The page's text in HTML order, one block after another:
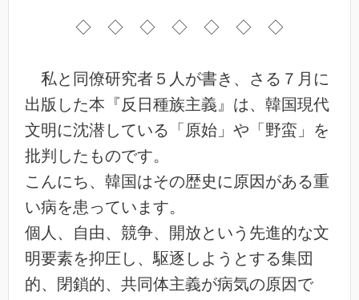
◇ ◇ ◇ ◇ ◇ ◇ ◇
私と同僚研究者５人が書き、さる７月に
出版した本『反日種族主義』は、韓国現代
文明に沈潜している「原始」や「野蛮」を
批判したものです。
こんにち、韓国はその歴史に原因がある重
い病を患っています。
個人、自由、競争、開放という先進的な文
明要素を抑圧し、駆逐しようとする集団
的、閉鎖的、共同体主義が病気の原因で